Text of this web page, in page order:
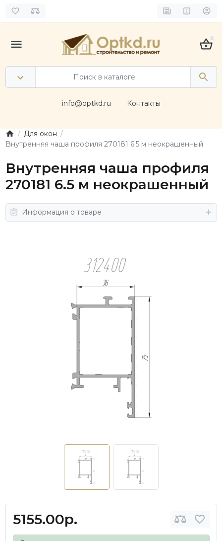
0
info@optkd.ru Контакты
Для окон
Внутренняя чаша профиля 270181 6.5 м неокрашенный
Внутренняя чаша профиля
270181 6.5 м неокрашенный
Информация о товаре
5155.00р.